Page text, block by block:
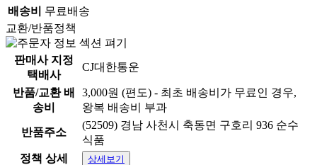
배송비
무료배송
교환/반품정책
판매사 지정
택배사
CJ대한통운
반품/교환 배
송비
3,000원 (편도) - 최초 배송비가 무료인 경우,
왕복 배송비 부과
반품주소
(52509) 경남 사천시 축동면 구호리 936 순수
식품
정책 상세
상세보기